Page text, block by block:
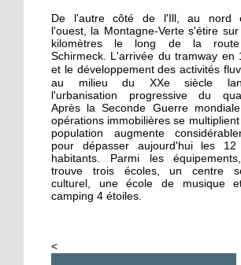
15 septembre 2015
Dons records à Emmaüs
en faveur des réfugiés
26 septembre 2014
Des cours de vélo pour
favoriser l'insertion
26 septembre 2014
Femmes de Paroles
De l'autre côté de l'Ill, au nord
l'ouest, la Montagne-Verte s'étire
kilomètres le long de la
Schirmeck. L'arrivée du tramway en
et l e développement des activités
au milieu du XXe siècle
l'urbanisation progressive du
Après la Seconde Guerre
opérations immobilières se
population augmente
pour dépasser aujourd'hui les 12
habitants. Parmi les
trouve trois écoles, un centre
culturel, une école de musique
camping 4 étoiles.
<